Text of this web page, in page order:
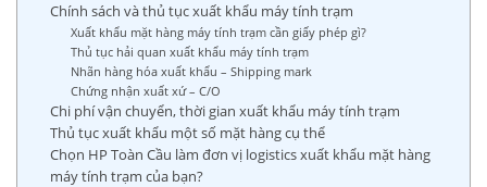
Chính sách và thủ tục xuất khẩu máy tính trạm
Xuất khẩu mặt hàng máy tính trạm cần giấy phép gì?
Thủ tục hải quan xuất khẩu máy tính trạm
Nhãn hàng hóa xuất khẩu – Shipping mark
Chứng nhận xuất xứ – C/O
Chi phí vận chuyển, thời gian xuất khẩu máy tính trạm
Thủ tục xuất khẩu một số mặt hàng cụ thể
Chọn HP Toàn Cầu làm đơn vị logistics xuất khẩu mặt hàng
máy tính trạm của bạn?